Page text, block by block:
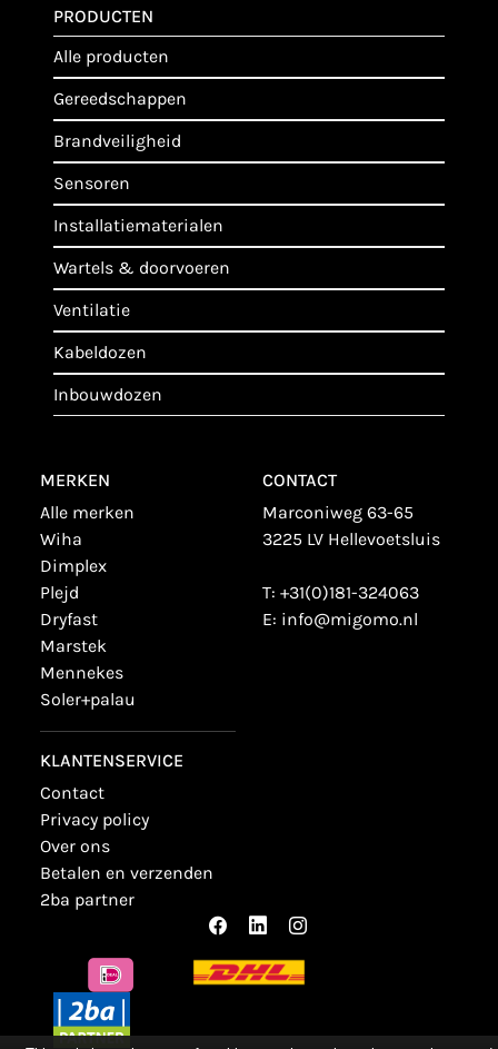
PRODUCTEN
alle producten
gereedschappen
brandveiligheid
sensoren
installatiematerialen
wartels & doorvoeren
ventilatie
kabeldozen
inbouwdozen
MERKEN
alle merken
wiha
dimplex
plejd
dryfast
marstek
mennekes
soler+palau
KLANTENSERVICE
contact
privacy policy
over ons
betalen en verzenden
2ba partner
CONTACT
Marconiweg 63-65
3225 LV Hellevoetsluis
T: +31(0)181-324063
E: info@migomo.nl